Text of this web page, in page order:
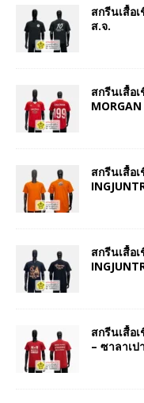
สกรีนเสื้อ
ส.จ.
สกรีนเสื้อ
สกรีนเสื้อ
สกรีนเสื้อ
สกรีนเสื้อ
– ซาลาเ